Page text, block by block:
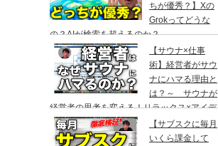
ちが優秀？】Xの
Grokってどうな
の？AIが検索を超えるのか？
【サウナ×仕事
術】経営者がサウ
ナにハマる理由と
は？～ サウナが
経営者の思考を変える！リラックス×アイデ
ア創出の最強ツール ～
【サブスクに毎月
いくら課金して